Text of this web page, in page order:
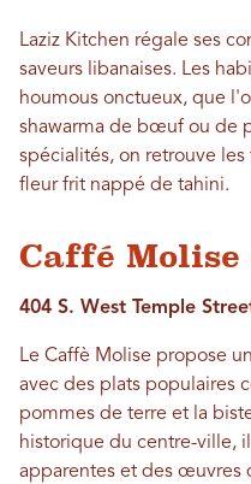
Laziz Kitchen régale ses
saveurs libanaises. Les
houmous onctueux, que
shawarma de bœuf ou de
spécialités, on retrouve
fleur frit nappé de tahini.
Caffé Molise
404 S. West Temple
Le Caffè Molise propose
avec des plats populaires
pommes de terre et la
historique du centre-ville,
apparentes et des œuvres